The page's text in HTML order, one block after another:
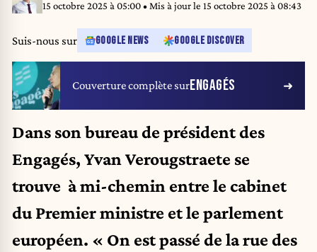
15 octobre 2025 à 05:00• Mis à jour le 15 octobre 2025 à 08:43
Suis-nous sur GOOGLE NEWS GOOGLE DISCOVER
Couverture complète surENGAGÉS
Dans son bureau de président des
Engagés, Yvan Verougstraete se
trouve à mi-chemin entre le cabinet
du Premier ministre et le parlement
européen. « On est passé de la rue des